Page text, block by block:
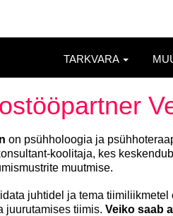
TARKVARA
on psühholoogia ja
koolitaja, kes
muutmise.
juhtidel ja tema
juurutamises tiimis. Veiko saab